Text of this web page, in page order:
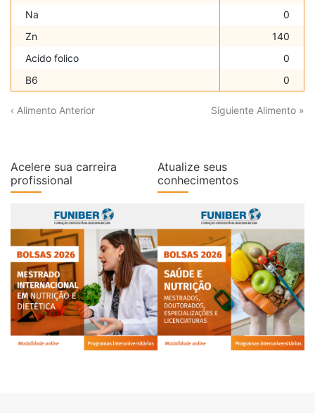
Na
0
Zn
140
Acido folico
0
B6
0
‹ Alimento Anterior Siguiente Alimento »
Acelere sua carreira
profissional
Atualize seus
conhecimentos